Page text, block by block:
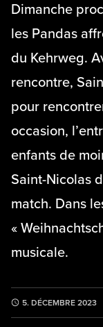
Dimanche
les Pandas
du Kehrweg.
rencontre,
pour
occasion,
enfants de
Saint-Nicolas
match. Dans
«
musicale.
5. DÉCEMBRE 2023